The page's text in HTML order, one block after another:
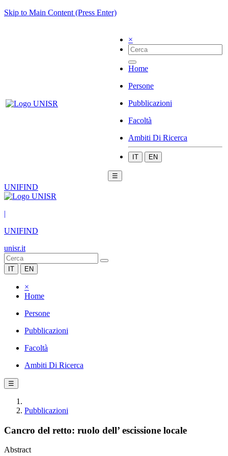
Skip to Main Content (Press Enter)
×
Home
Persone
Pubblicazioni
Facoltà
Ambiti Di Ricerca
IT EN
☰
UNIFIND
|
UNIFIND
unisr.it
IT EN
×
Home
Persone
Pubblicazioni
Facoltà
Ambiti Di Ricerca
☰
Pubblicazioni
Cancro del retto: ruolo dell’ escissione locale
Abstract